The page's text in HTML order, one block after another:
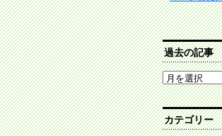
過去の記事
過
去
の
記
事
カテゴリー